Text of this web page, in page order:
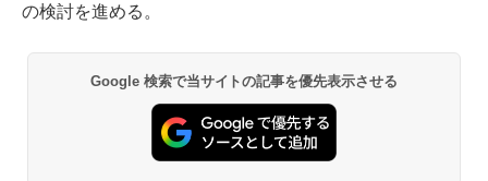
の検討を進める。
Google 検索で当サイトの記事を優先表示させる